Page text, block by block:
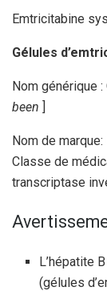
Emtricitabine
Gélules
Nom générique
been ]
Nom de marque:
Classe de
transcriptase
L’hépatite
(gélules